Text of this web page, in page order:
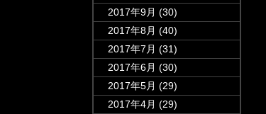
2017年9月 (30)
2017年8月 (40)
2017年7月 (31)
2017年6月 (30)
2017年5月 (29)
2017年4月 (29)